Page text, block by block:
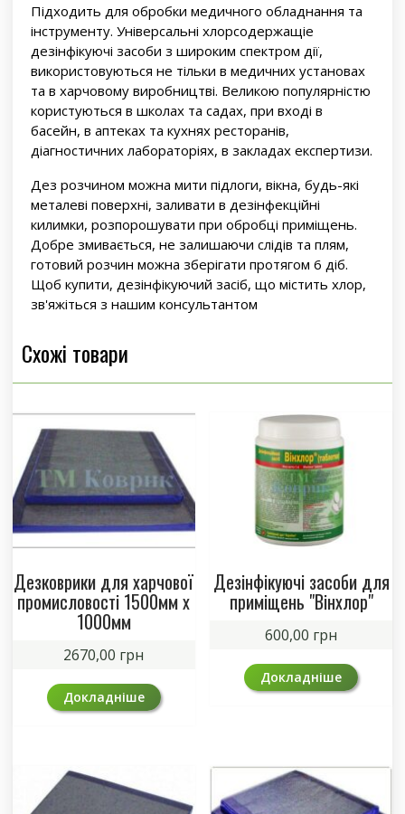
Підходить для обробки медичного обладнання та
інструменту. Універсальні хлорсодержащіе
дезінфікуючі засоби з широким спектром дії,
використовуються не тільки в медичних установах
та в харчовому виробництві. Великою популярністю
користуються в школах та садах, при вході в
басейн, в аптеках та кухнях ресторанів,
діагностичних лабораторіях, в закладах експертизи.
Дез розчином можна мити підлоги, вікна, будь-які
металеві поверхні, заливати в дезінфекційні
килимки, розпорошувати при обробці приміщень.
Добре змивається, не залишаючи слідів та плям,
готовий розчин можна зберігати протягом 6 діб.
Щоб купити, дезінфікуючий засіб, що містить хлор,
зв'яжіться з нашим консультантом
Схожі товари
Дезковрики для харчової
промисловості 1500мм х
1000мм
2670,00 грн
Докладніше
Дезінфікуючі засоби для
приміщень "Вінхлор"
600,00 грн
Докладніше